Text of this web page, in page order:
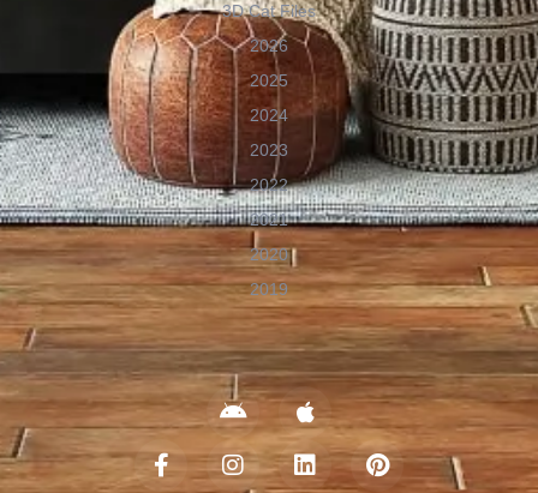
3D Cat Files
2026
2025
2024
2023
2022
2021
2020
2019